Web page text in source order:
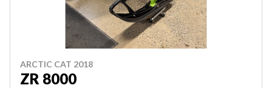
ARCTIC CAT 2018
ZR 8000